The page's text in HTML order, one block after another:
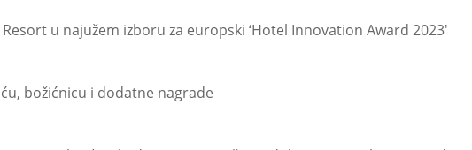
u najužem izboru za europski ‘Hotel Innovation Award 2023'
božićnicu i dodatne nagrade